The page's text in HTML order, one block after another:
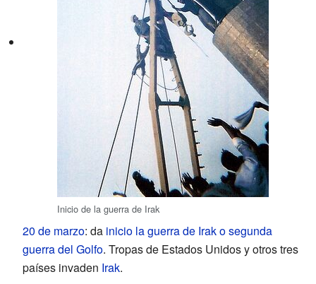
Inicio de la guerra de Irak
20 de marzo: da inicio la guerra de Irak o segunda
guerra del Golfo. Tropas de Estados Unidos y otros tres
países invaden Irak.